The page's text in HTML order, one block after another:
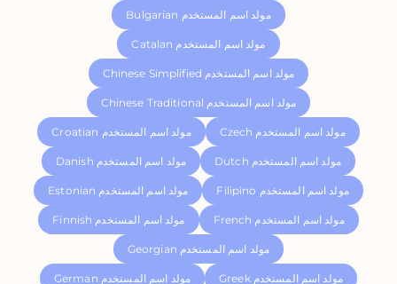
Bulgarian مولد اسم المستخدم
Catalan مولد اسم المستخدم
Chinese Simplified مولد اسم المستخدم
Chinese Traditional مولد اسم المستخدم
Croatian مولد اسم المستخدم Czech مولد اسم المستخدم
Danish مولد اسم المستخدم Dutch مولد اسم المستخدم
Estonian مولد اسم المستخدم Filipino مولد اسم المستخدم
Finnish مولد اسم المستخدم French مولد اسم المستخدم
Georgian مولد اسم المستخدم
German مولد اسم المستخدم Greek مولد اسم المستخدم